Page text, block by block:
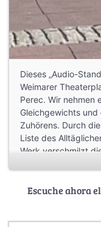
Dieses „Audio-
Weimarer
Perec. Wir nehmen
Gleichgewichts und
Zuhörens. Durch
Liste des
Werk verschmilzt
klanglichen
langweilig sein.
Es gibt nichts, was
Escuche ahora